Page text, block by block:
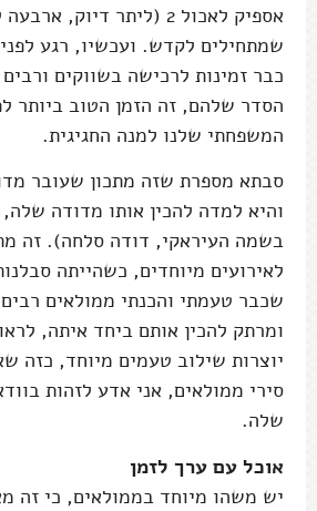
אספיק לאכול 2 (ליתר דיוק,
שמתחילים לקדש. ועכשיו, רגע
כבר זמינות לרכישה בשווקים
הסדר שלהם, זה הזמן הטוב ביותר
המשפחתי שלנו למנה החגיגית.
סבתא מספרת שזה מתכון שעובר
והיא למדה להכין אותו מדודה
בשמה העיראקי, דודה סלחה). זה
לאירועים מיוחדים, כשהייתה
שכבר טעמתי והכנתי ממולאים
ומרתק להכין אותם ביחד איתה,
סירי ממולאים, אני אדע לזהות
שלה.
אוכל עם ערך לזמן
יש משהו מיוחד בממולאים, כי זה